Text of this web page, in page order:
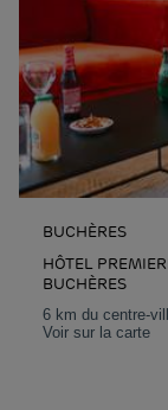
BUCHÈRES
HÔTEL
BUCHÈRES
6 km du centre-
Voir sur la carte